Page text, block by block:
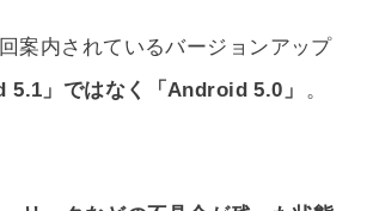
案内されているバージョンアップ
5.1」ではなく「Android 5.0」 。